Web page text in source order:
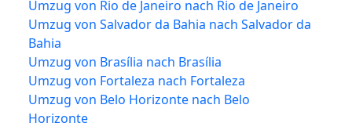
Umzug von Rio de Janeiro nach Rio de Janeiro
Umzug von Salvador da Bahia nach Salvador da
Bahia
Umzug von Brasília nach Brasília
Umzug von Fortaleza nach Fortaleza
Umzug von Belo Horizonte nach Belo
Horizonte